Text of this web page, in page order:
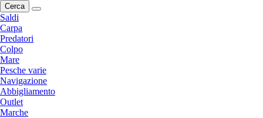
Cerca
Saldi
Carpa
Predatori
Colpo
Mare
Pesche varie
Navigazione
Abbigliamento
Outlet
Marche